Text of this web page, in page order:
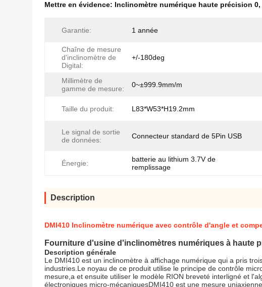
Mettre en évidence: Inclinomètre numérique haute précision 0,
Garantie: 1 année
Chaîne de mesure
d'inclinomètre de
Digital:
+/-180deg
Millimètre de
gamme de mesure:
0~±999.9mm/m
Taille du produit: L83*W53*H19.2mm
Le signal de sortie
de données:
Connecteur standard de 5Pin USB
Énergie:
batterie au lithium 3.7V de
remplissage
Description
DMI410 Inclinomètre numérique avec contrôle d'angle et
Fourniture d'usine d'inclinomètres numériques à haute
Description générale
Le DMI410 est un inclinomètre à affichage numérique qui a pris
industries.Le noyau de ce produit utilise le principe de contrôle
mesure,a et ensuite utiliser le modèle RION breveté interligné et
électroniques micro-mécaniquesDMI410 est une mesure